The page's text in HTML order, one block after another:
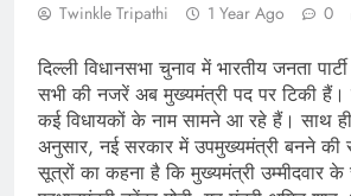
Twinkle Tripathi 1 Year Ago 0
दिल्ली विधानसभा चुनाव में भारतीय जनता
सभी की नजरें अब मुख्यमंत्री पद पर टिकी
कई विधायकों के नाम सामने आ रहे हैं। साथ
अनुसार, नई सरकार में उपमुख्यमंत्री बनने की
सूत्रों का कहना है कि मुख्यमंत्री उम्मीदवार